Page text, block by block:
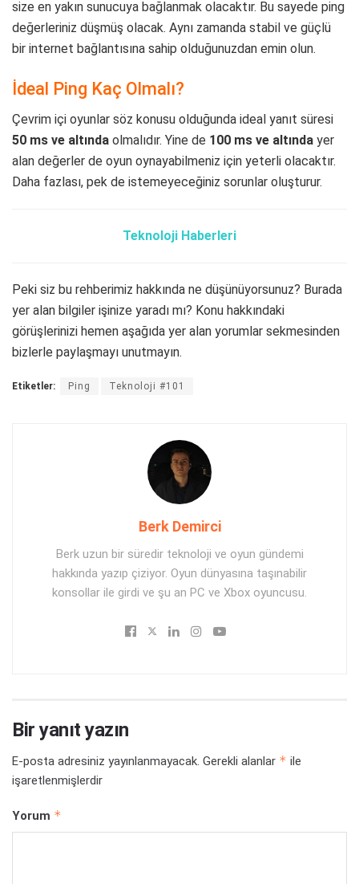
size en yakın sunucuya bağlanmak olacaktır. Bu sayede ping
değerleriniz düşmüş olacak. Aynı zamanda stabil ve güçlü
bir internet bağlantısına sahip olduğunuzdan emin olun.
İdeal Ping Kaç Olmalı?
Çevrim içi oyunlar söz konusu olduğunda ideal yanıt süresi
50 ms ve altında olmalıdır. Yine de 100 ms ve altında yer
alan değerler de oyun oynayabilmeniz için yeterli olacaktır.
Daha fazlası, pek de istemeyeceğiniz sorunlar oluşturur.
Teknoloji Haberleri
Peki siz bu rehberimiz hakkında ne düşünüyorsunuz? Burada
yer alan bilgiler işinize yaradı mı? Konu hakkındaki
görüşlerinizi hemen aşağıda yer alan yorumlar sekmesinden
bizlerle paylaşmayı unutmayın.
Etiketler: Ping Teknoloji #101
Berk Demirci
Berk uzun bir süredir teknoloji ve oyun gündemi
hakkında yazıp çiziyor. Oyun dünyasına taşınabilir
konsollar ile girdi ve şu an PC ve Xbox oyuncusu.
Bir yanıt yazın
E-posta adresiniz yayınlanmayacak. Gerekli alanlar * ile
işaretlenmişlerdir
Yorum *